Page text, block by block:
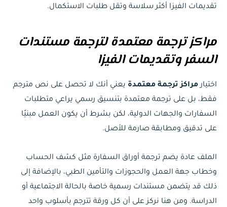
تقديمات الفيزا أكثر سلاسة وتقل طلبات الاستكمال.
مراكز ترجمة معتمدة لترجمة مستندات
السفر وتقديمات الفيزا
اختيارمراكز ترجمة معتمدة يعني أنك لا تحصل على نص مترجم
فقط، بل على ترجمة معتمدة بتنسيق رسمي يراعي متطلبات
السفارات والجهات الدولية، لكن بشرط أن يكون العمل مبنيًا
على تدقيق ومطابقة صارمة للأصل.
الملف عادة يضم ترجمة أوراق السفارة مثل كشف الحساب
وخطاب جهة العمل والحجوزات والتأمين الطبي، بالإضافة إلى
ذلك قد يتضمن مستندات رسمية خاصة بالحالة الاجتماعية أو
الدراسة. ومن هنا نركز على أن كل ورقة تترجم بأسلوب واحد